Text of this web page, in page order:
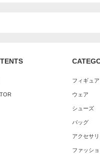
フィギュ
ウェア
シューズ
バッグ
アクセサ
ファッシ